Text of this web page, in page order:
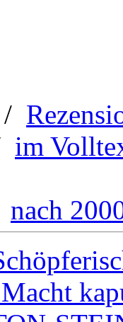
/
im
nach